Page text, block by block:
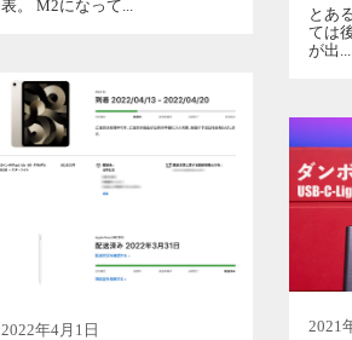
表。 M2になって...
とあ
ては
が出...
2022年4月1日
2021